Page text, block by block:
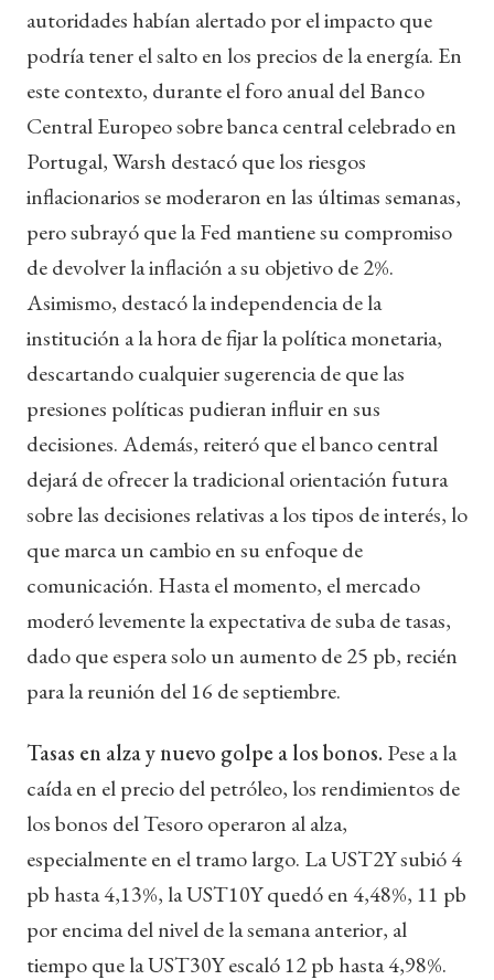
autoridades habían alertado por el impacto que
podría tener el salto en los precios de la energía. En
este contexto, durante el foro anual del Banco
Central Europeo sobre banca central celebrado en
Portugal, Warsh destacó que los riesgos
inflacionarios se moderaron en las últimas semanas,
pero subrayó que la Fed mantiene su compromiso
de devolver la inflación a su objetivo de 2%.
Asimismo, destacó la independencia de la
institución a la hora de fijar la política monetaria,
descartando cualquier sugerencia de que las
presiones políticas pudieran influir en sus
decisiones. Además, reiteró que el banco central
dejará de ofrecer la tradicional orientación futura
sobre las decisiones relativas a los tipos de interés, lo
que marca un cambio en su enfoque de
comunicación. Hasta el momento, el mercado
moderó levemente la expectativa de suba de tasas,
dado que espera solo un aumento de 25 pb, recién
para la reunión del 16 de septiembre.
Tasas en alza y nuevo golpe a los bonos. Pese a la
caída en el precio del petróleo, los rendimientos de
los bonos del Tesoro operaron al alza,
especialmente en el tramo largo. La UST2Y subió 4
pb hasta 4,13%, la UST10Y quedó en 4,48%, 11 pb
por encima del nivel de la semana anterior, al
tiempo que la UST30Y escaló 12 pb hasta 4,98%.